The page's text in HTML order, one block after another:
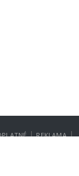
| REKLAMA |